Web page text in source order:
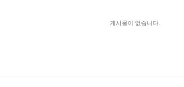
게시물이 없습니다.